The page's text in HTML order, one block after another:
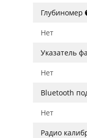
Глубиномер
Нет
Указатель
Нет
Bluetooth
Нет
Радио